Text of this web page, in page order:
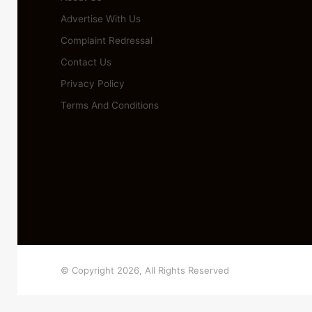
Advertise With Us
Complaint Redressal
Contact Us
Privacy Policy
Terms And Conditions
© Copyright 2026, All Rights Reserved